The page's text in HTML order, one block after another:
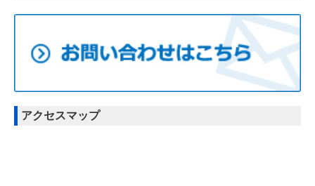
アクセスマップ